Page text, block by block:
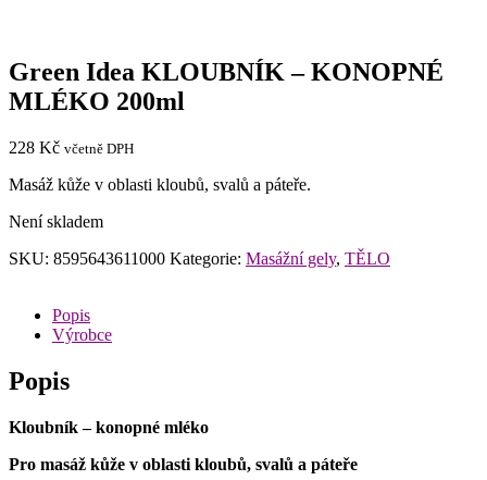
Green Idea KLOUBNÍK – KONOPNÉ
MLÉKO 200ml
228 Kč včetně DPH
Masáž kůže v oblasti kloubů, svalů a páteře.
Není skladem
SKU: 8595643611000 Kategorie: Masážní gely, TĚLO
Popis
Výrobce
Popis
Kloubník – konopné mléko
Pro masáž kůže v oblasti kloubů, svalů a páteře